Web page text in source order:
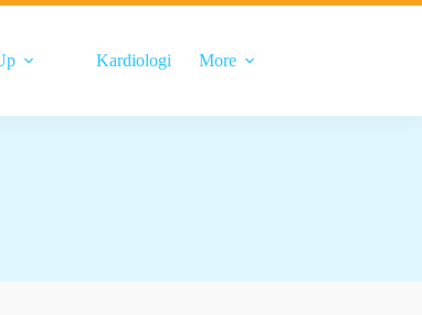
Kardiologi More